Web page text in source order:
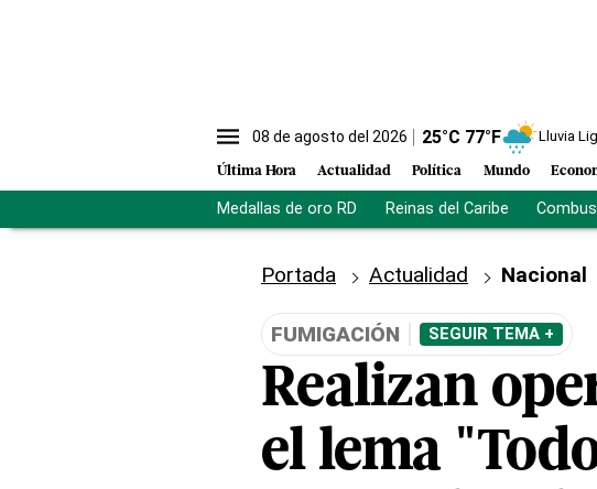
08 de agosto del 2026 25°C 77°F Lluvia
Última Hora Actualidad Política Mundo
Medallas de oro RD Reinas del Caribe
Portada Actualidad Nacional
FUMIGACIÓN SEGUIR TEMA +
Realizan
el lema